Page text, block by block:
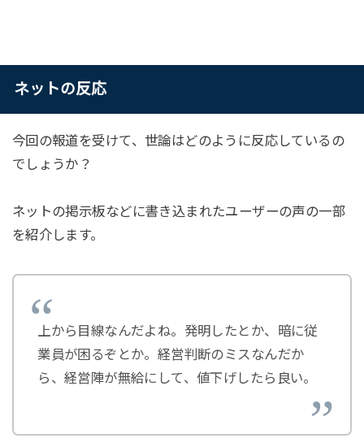
ネットの反応
今回の報道を受けて、世論はどのように反応しているの
でしょうか？
ネットの掲示板などに書き込まれたユーザーの声の一部
を紹介します。
上から目線なんだよね。発明したとか、暗に従
業員が困るぞとか。経営判断のミスなんだか
ら、経営陣が無給にして、値下げしたら良い。